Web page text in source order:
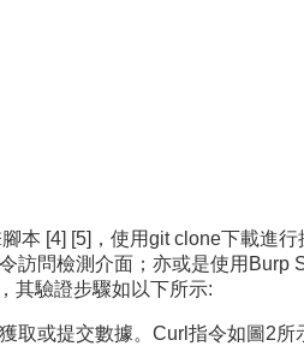
本 [4] [5]，使用git clone下載進
問檢測介面；亦或是使用Burp
其驗證步驟如以下所示:
或提交數據。Curl指令如圖2所